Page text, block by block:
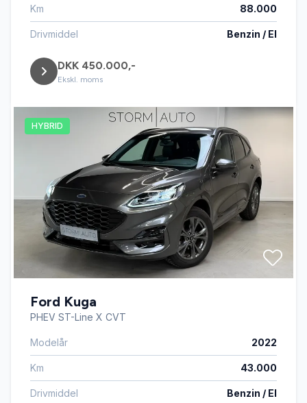
Km 88.000
Drivmiddel Benzin / El
DKK 450.000,-
Ekskl. moms
HYBRID
Ford Kuga
PHEV ST-Line X CVT
Modelår 2022
Km 43.000
Drivmiddel Benzin / El